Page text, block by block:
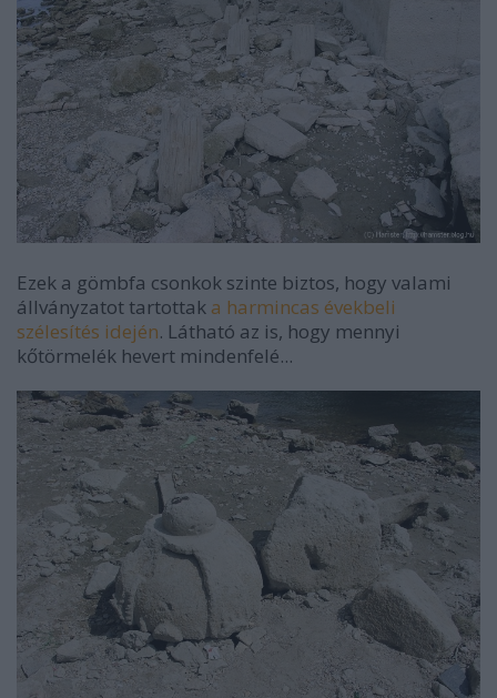
Ezek a gömbfa csonkok szinte biztos, hogy valami
állványzatot tartottak a harmincas évekbeli
szélesítés idején. Látható az is, hogy mennyi
kőtörmelék hevert mindenfelé...